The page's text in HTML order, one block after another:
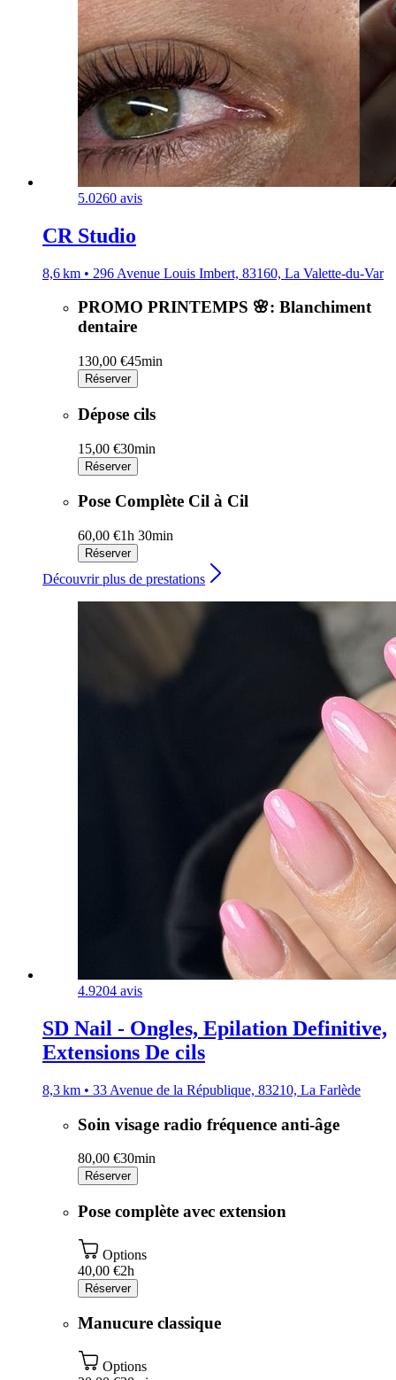
5.0260 avis
CR Studio
8,6 km • 296 Avenue Louis Imbert, 83160, La Valette-du-Var
PROMO PRINTEMPS 🌸: Blanchiment
dentaire
130,00 €45min
Réserver
Dépose cils
15,00 €30min
Réserver
Pose Complète Cil à Cil
60,00 €1h 30min
Réserver
Découvrir plus de prestations
4.9204 avis
SD Nail - Ongles, Epilation Definitive,
Extensions De cils
8,3 km • 33 Avenue de la République, 83210, La Farlède
Soin visage radio fréquence anti-âge
80,00 €30min
Réserver
Pose complète avec extension
Options
40,00 €2h
Réserver
Manucure classique
Options